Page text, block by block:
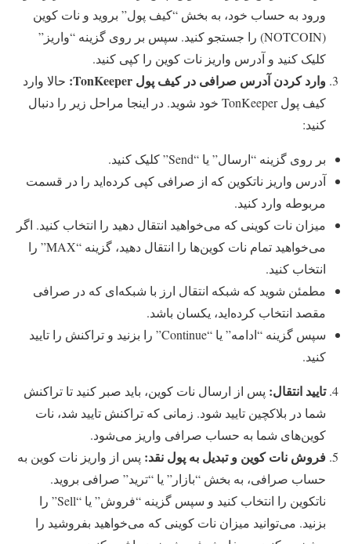
ورود به حساب خود، به بخش “کیف پول” بروید و نات کوین
(NOTCOIN) را جستجو کنید. سپس بر روی گزینه “واریز”
کلیک کنید و آدرس واریز نات کوین را کپی کنید.
وارد کردن آدرس صرافی در کیف پول TonKeeper
: حالا وارد
کیف پول TonKeeper خود شوید. در اینجا مراحل زیر را دنبال
کنید:
بر روی گزینه “ارسال” یا “Send” کلیک کنید.
آدرس واریز ناتکوین که از صرافی کپی کرده‌اید را در قسمت
مربوطه وارد کنید.
میزان نات کوینی که می‌خواهید انتقال دهید را انتخاب کنید. اگر
می‌خواهید تمام نات کوین‌ها را انتقال دهید، گزینه “MAX” را
انتخاب کنید.
مطمئن شوید که شبکه انتقال ارز با شبکه‌ای که در صرافی
مقصد انتخاب کرده‌اید، یکسان باشد.
سپس گزینه “ادامه” یا “Continue” را بزنید و تراکنش را تایید
کنید.
تایید انتقال: پس از ارسال نات کوین، باید صبر کنید تا تراکنش
شما در بلاکچین تایید شود. زمانی که تراکنش تایید شد، نات
کوین‌های شما به حساب صرافی واریز می‌شود.
فروش نات کوین و تبدیل به پول نقد: پس از واریز نات کوین به
حساب صرافی، به بخش “بازار” یا “ترید” صرافی بروید.
ناتکوین را انتخاب کنید و سپس گزینه “فروش” یا “Sell” را
بزنید. می‌توانید میزان نات کوینی که می‌خواهید بفروشید را